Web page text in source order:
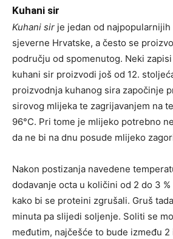
Kuhani sir
Kuhani sir je jedan od
sjeverne Hrvatske, a često se
području od spomenutog. Neki
kuhani sir proizvodi još od 12.
proizvodnja kuhanog sira započinje
sirovog mlijeka te zagrijavanjem na
96°C. Pri tome je mlijeko potrebno
da ne bi na dnu posude mlijeko
Nakon postizanja navedene
dodavanje octa u količini od 2 do 3
kako bi se proteini zgrušali. Gruš
minuta pa slijedi soljenje. Soliti se
međutim, najčešće to bude između 2